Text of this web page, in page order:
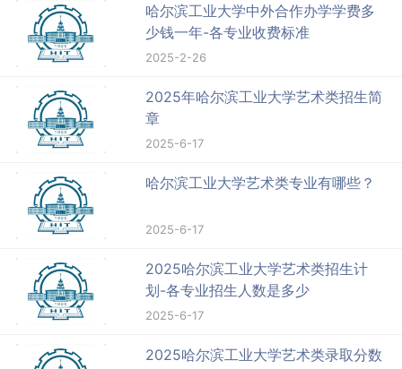
哈尔滨工业大学中外合作办学学费多
少钱一年-各专业收费标准
2025-2-26
2025年哈尔滨工业大学艺术类招生简
章
2025-6-17
哈尔滨工业大学艺术类专业有哪些？
2025-6-17
2025哈尔滨工业大学艺术类招生计
划-各专业招生人数是多少
2025-6-17
2025哈尔滨工业大学艺术类录取分数